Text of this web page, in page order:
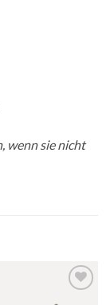
wenn sie nicht